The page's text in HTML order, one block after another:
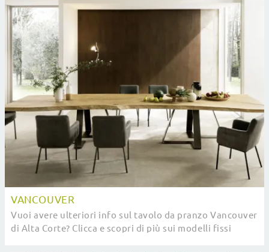
VANCOUVER
Vuoi avere ulteriori info sul tavolo da pranzo Vancouver
di Alta Corte? Clicca e scopri di più sui modelli fissi